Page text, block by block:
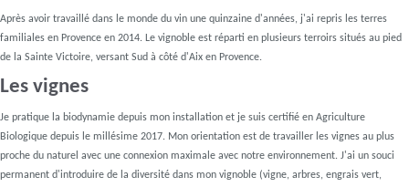
Après avoir travaillé dans le monde du vin une quinzaine d'années, j'ai repris les terres
familiales en Provence en 2014. Le vignoble est réparti en plusieurs terroirs situés au pied
de la Sainte Victoire, versant Sud à côté d'Aix en Provence.
Les vignes
Je pratique la biodynamie depuis mon installation et je suis certifié en Agriculture
Biologique depuis le millésime 2017. Mon orientation est de travailler les vignes au plus
proche du naturel avec une connexion maximale avec notre environnement. J'ai un souci
permanent d'introduire de la diversité dans mon vignoble (vigne, arbres, engrais vert,